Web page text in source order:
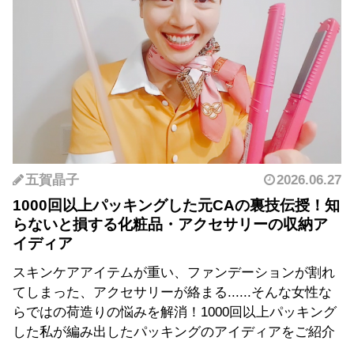
五賀晶子 2026.06.27
1000回以上パッキングした元CAの裏技伝授！知
らないと損する化粧品・アクセサリーの収納ア
イディア
スキンケアアイテムが重い、ファンデーションが割れ
てしまった、アクセサリーが絡まる......そんな女性な
らではの荷造りの悩みを解消！1000回以上パッキング
した私が編み出したパッキングのアイディアをご紹介